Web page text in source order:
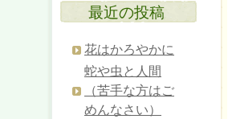
最近の投稿
花はかろやかに
蛇や虫と人間
（苦手な方はご
めんなさい）